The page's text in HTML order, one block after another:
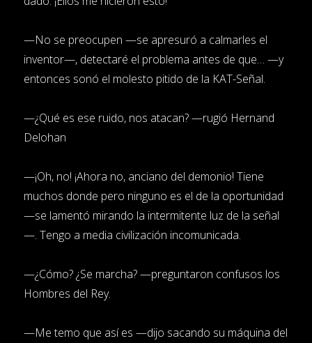
—No se preocupen —se apresuró a calmarles el
inventor—, detectaré el problema antes de que… —y
entonces sonó el molesto pitido de la KAT-Señal.
—¿Qué es ese ruido, nos atacan? —rugió Hernand
Delohan
—¡Oh, no! ¡Ahora no, anciano del demonio! Tiene
muchos donde pero ninguno es el de la oportunidad
—se lamentó mirando la intermitente luz de la señal
—. Tengo a media civilización incomunicada.
—¿Cómo? ¿Se marcha? —preguntaron confusos los
Hombres del Rey.
—Me temo que así es —dijo sacando su máquina del